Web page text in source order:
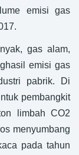
emisi gas
gas alam,
emisi gas
pabrik. Di
pembangkit
limbah CO2
menyumbang
pada tahun